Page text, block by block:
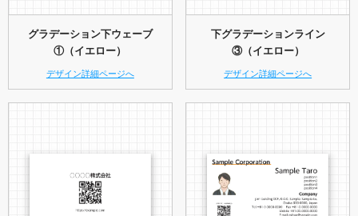
グラデーション下ウェーブ
①（イエロー）
デザイン詳細ページへ
下グラデーションライン
③（イエロー）
デザイン詳細ページへ